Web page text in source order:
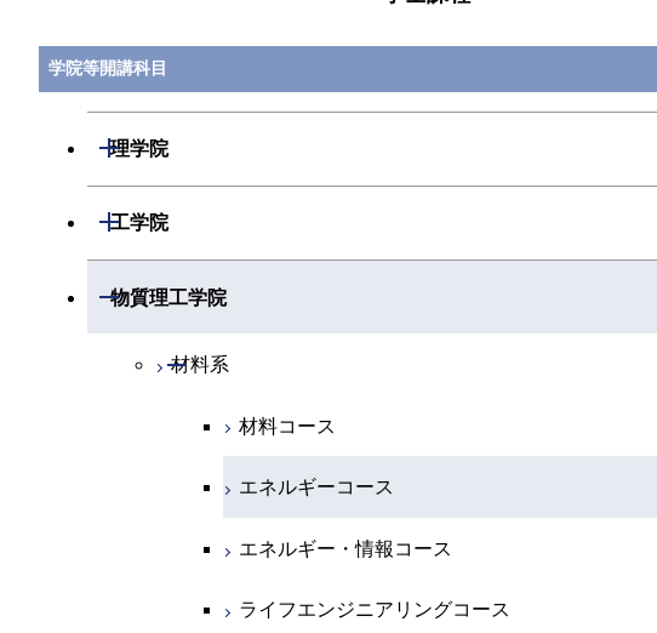
学院等開講科目
理学院
開閉
工学院
開閉
機械系
開閉
エネルギーコース
エネルギー・情報コース
エンジニアリングデザインコース
ライフエンジニアリングコース
システム制御系
システム制御コース
エンジニアリングデザインコース
人間医療科学技術コース
電気電子系
電気電子コース
エネルギーコース
エネルギー・情報コース
情報通信系
情報通信コース
エンジニアリングデザインコース
経営工学コース
専門科目
物質理工学院
開閉
材料系
開閉
材料コース
エネルギーコース
エネルギー・情報コース
ライフエンジニアリングコース